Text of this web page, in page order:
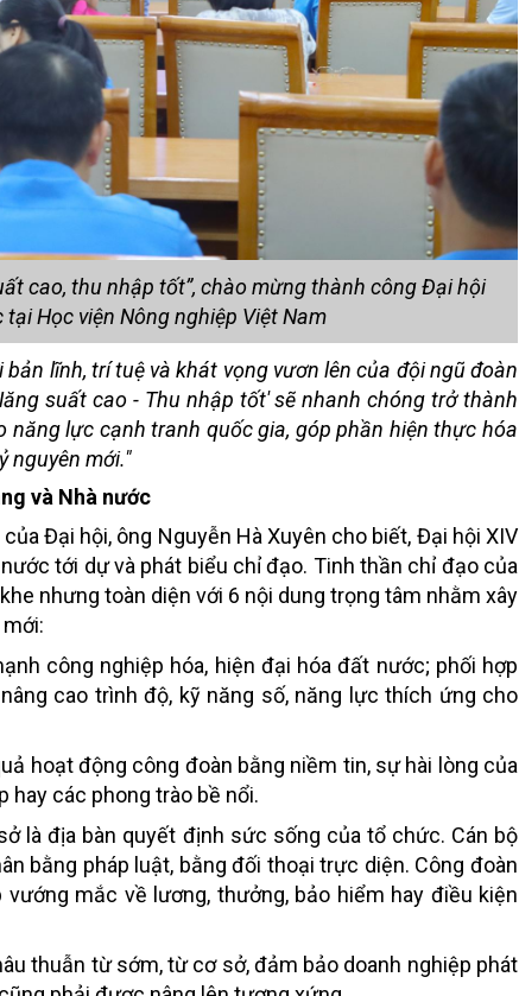
cao, thu nhập tốt”, chào mừng thành công Đại hội
Học viện Nông nghiệp Việt Nam
bản lĩnh, trí tuệ và khát vọng vươn lên của đội ngũ đoàn
suất cao - Thu nhập tốt' sẽ nhanh chóng trở thành
lực cạnh tranh quốc gia, góp phần hiện thực hóa
nguyên mới."
và Nhà nước
Đại hội, ông Nguyễn Hà Xuyên cho biết, Đại hội XIV
tới dự và phát biểu chỉ đạo. Tinh thần chỉ đạo của
nhưng toàn diện với 6 nội dung trọng tâm nhằm xây
công nghiệp hóa, hiện đại hóa đất nước; phối hợp
cao trình độ, kỹ năng số, năng lực thích ứng cho
hoạt động công đoàn bằng niềm tin, sự hài lòng của
hay các phong trào bề nổi.
là địa bàn quyết định sức sống của tổ chức. Cán bộ
bằng pháp luật, bằng đối thoại trực diện. Công đoàn
mắc về lương, thưởng, bảo hiểm hay điều kiện
thuẫn từ sớm, từ cơ sở, đảm bảo doanh nghiệp phát